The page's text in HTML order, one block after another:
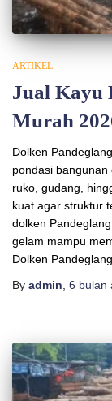
ARTIKEL
Jual Kayu
Murah
Dolken
pondasi bangunan
ruko, gudang,
kuat agar struktur
dolken
gelam mampu
Dolken Pandeglang
By admin 6 bulan